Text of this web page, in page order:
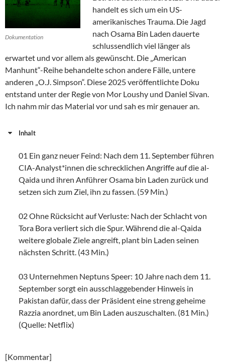
Dokumentation
handelt es sich um ein US-
amerikanisches Trauma. Die Jagd
nach Osama Bin Laden dauerte
schlussendlich viel länger als
erwartet und vor allem als gewünscht. Die „American
Manhunt“-Reihe behandelte schon andere Fälle, untere
anderen „O.J. Simpson“. Diese 2025 veröffentlichte Doku
entstand unter der Regie von Mor Loushy und Daniel Sivan.
Ich nahm mir das Material vor und sah es mir genauer an.
Inhalt
01 Ein ganz neuer Feind: Nach dem 11. September führen
CIA-Analyst*innen die schrecklichen Angriffe auf die al-
Qaida und ihren Anführer Osama bin Laden zurück und
setzen sich zum Ziel, ihn zu fassen. (59 Min.)
02 Ohne Rücksicht auf Verluste: Nach der Schlacht von
Tora Bora verliert sich die Spur. Während die al-Qaida
weitere globale Ziele angreift, plant bin Laden seinen
nächsten Schritt. (43 Min.)
03 Unternehmen Neptuns Speer: 10 Jahre nach dem 11.
September sorgt ein ausschlaggebender Hinweis in
Pakistan dafür, dass der Präsident eine streng geheime
Razzia anordnet, um Bin Laden auszuschalten. (81 Min.)
(Quelle: Netflix)
[Kommentar]